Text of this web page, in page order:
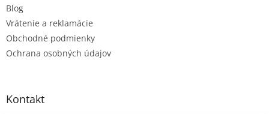
Blog
Vrátenie a reklamácie
Obchodné podmienky
Ochrana osobných údajov
Kontakt